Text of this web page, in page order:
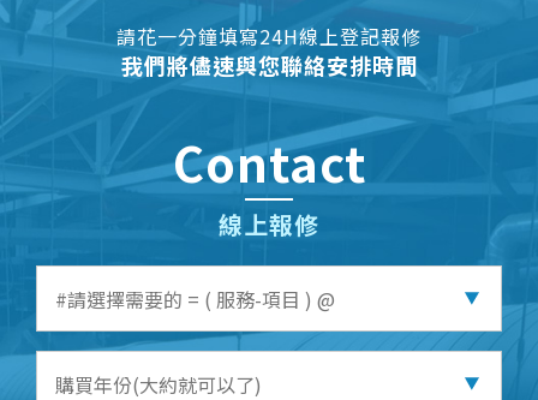
請花一分鐘填寫24H線上登記報修
我們將儘速與您聯絡安排時間
Contact
線上報修